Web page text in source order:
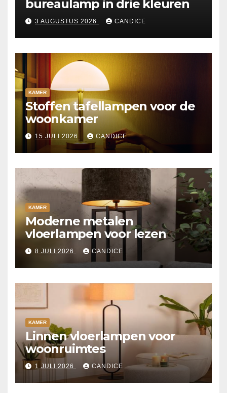
bureaulamp in drie kleuren
3 AUGUSTUS 2026 CANDICE
KAMER
Stoffen tafellampen voor de
woonkamer
15 JULI 2026 CANDICE
KAMER
Moderne metalen
vloerlampen voor lezen
8 JULI 2026 CANDICE
KAMER
Linnen vloerlampen voor
woonruimtes
1 JULI 2026 CANDICE